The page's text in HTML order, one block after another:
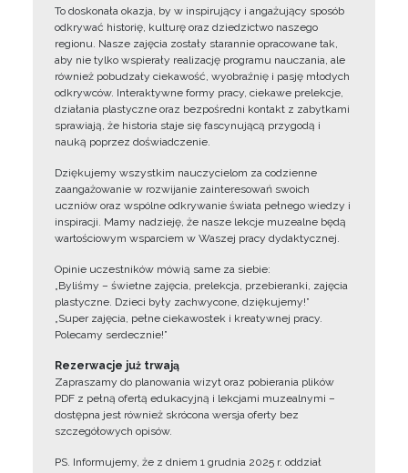
To doskonała okazja, by w inspirujący i angażujący sposób
odkrywać historię, kulturę oraz dziedzictwo naszego
regionu. Nasze zajęcia zostały starannie opracowane tak,
aby nie tylko wspierały realizację programu nauczania, ale
również pobudzały ciekawość, wyobraźnię i pasję młodych
odkrywców. Interaktywne formy pracy, ciekawe prelekcje,
działania plastyczne oraz bezpośredni kontakt z zabytkami
sprawiają, że historia staje się fascynującą przygodą i
nauką poprzez doświadczenie.
Dziękujemy wszystkim nauczycielom za codzienne
zaangażowanie w rozwijanie zainteresowań swoich
uczniów oraz wspólne odkrywanie świata pełnego wiedzy i
inspiracji. Mamy nadzieję, że nasze lekcje muzealne będą
wartościowym wsparciem w Waszej pracy dydaktycznej.
Opinie uczestników mówią same za siebie:
„Byliśmy – świetne zajęcia, prelekcja, przebieranki, zajęcia
plastyczne. Dzieci były zachwycone, dziękujemy!”
„Super zajęcia, pełne ciekawostek i kreatywnej pracy.
Polecamy serdecznie!”
Rezerwacje już trwają
Zapraszamy do planowania wizyt oraz pobierania plików
PDF z pełną ofertą edukacyjną i lekcjami muzealnymi –
dostępna jest również skrócona wersja oferty bez
szczegółowych opisów.
PS. Informujemy, że z dniem 1 grudnia 2025 r. oddział